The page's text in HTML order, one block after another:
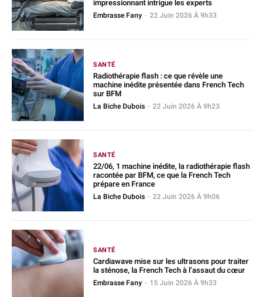
impressionnant intrigue les experts
Embrasse Fany - 22 Juin 2026 À 9h33
SANTÉ
Radiothérapie flash : ce que révèle une
machine inédite présentée dans French Tech
sur BFM
La Biche Dubois - 22 Juin 2026 À 9h23
SANTÉ
22/06, 1 machine inédite, la radiothérapie flash
racontée par BFM, ce que la French Tech
prépare en France
La Biche Dubois - 22 Juin 2026 À 9h06
SANTÉ
Cardiawave mise sur les ultrasons pour traiter
la sténose, la French Tech à l’assaut du cœur
Embrasse Fany - 15 Juin 2026 À 9h33